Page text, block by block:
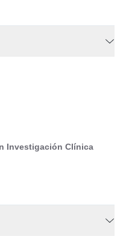
Investigación Clínica